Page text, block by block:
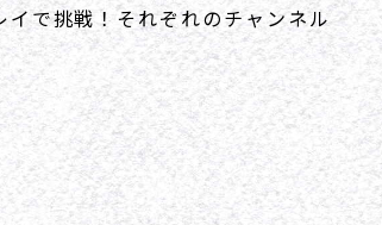
で挑戦！それぞれのチャンネル